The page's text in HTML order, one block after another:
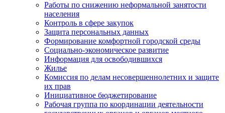
Работы по снижению неформальной занятости
населения
Контроль в сфере закупок
Защита персональных данных
Формирование комфортной городской среды
Социально-экономическое развитие
Информация для освободившихся
Жилье
Комиссия по делам несовершеннолетних и защите
их прав
Инициативное бюджетирование
Рабочая группа по координации деятельности